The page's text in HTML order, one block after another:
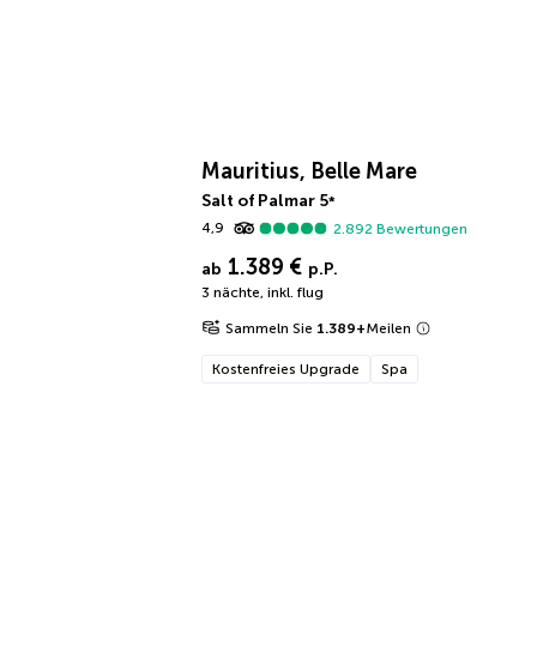
Mauritius, Belle Mare
Salt of Palmar 5*
4,9
2.892 Bewertungen
ab 1.389 € p.P.
3 nächte, inkl. flug
Sammeln Sie 1.389+Meilen
Kostenfreies Upgrade Spa